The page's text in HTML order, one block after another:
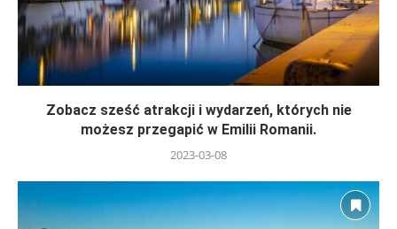
Zobacz sześć atrakcji i wydarzeń, których nie
możesz przegapić w Emilii Romanii.
2023-03-08